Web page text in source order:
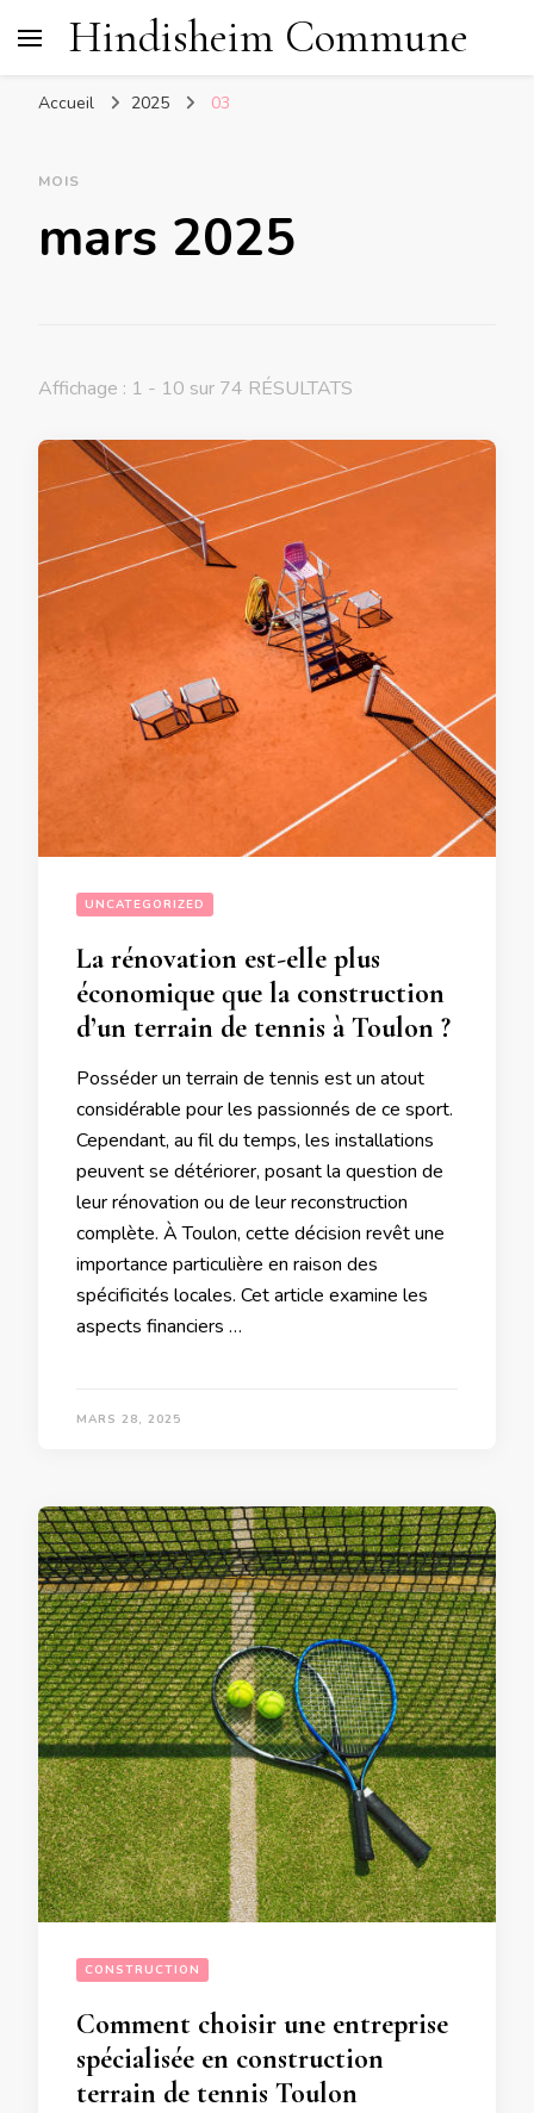
Hindisheim Commune
Accueil 2025 03
MOIS
mars 2025
Affichage : 1 - 10 sur 74 RÉSULTATS
UNCATEGORIZED
La rénovation est-elle plus
économique que la construction
d’un terrain de tennis à Toulon ?
Posséder un terrain de tennis est un atout
considérable pour les passionnés de ce sport.
Cependant, au fil du temps, les installations
peuvent se détériorer, posant la question de
leur rénovation ou de leur reconstruction
complète. À Toulon, cette décision revêt une
importance particulière en raison des
spécificités locales. Cet article examine les
aspects financiers …
MARS 28, 2025
CONSTRUCTION
Comment choisir une entreprise
spécialisée en construction
terrain de tennis Toulon